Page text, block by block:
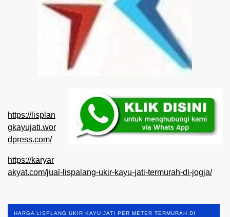
https://lisplan
gkayujati.wor
dpress.com/
https://karyar
akyat.com/jual-lispalang-ukir-kayu-jati-termurah-di-jogja/
HARGA LISPLANG UKIR KAYU JATI PER METER TERMURAH DI